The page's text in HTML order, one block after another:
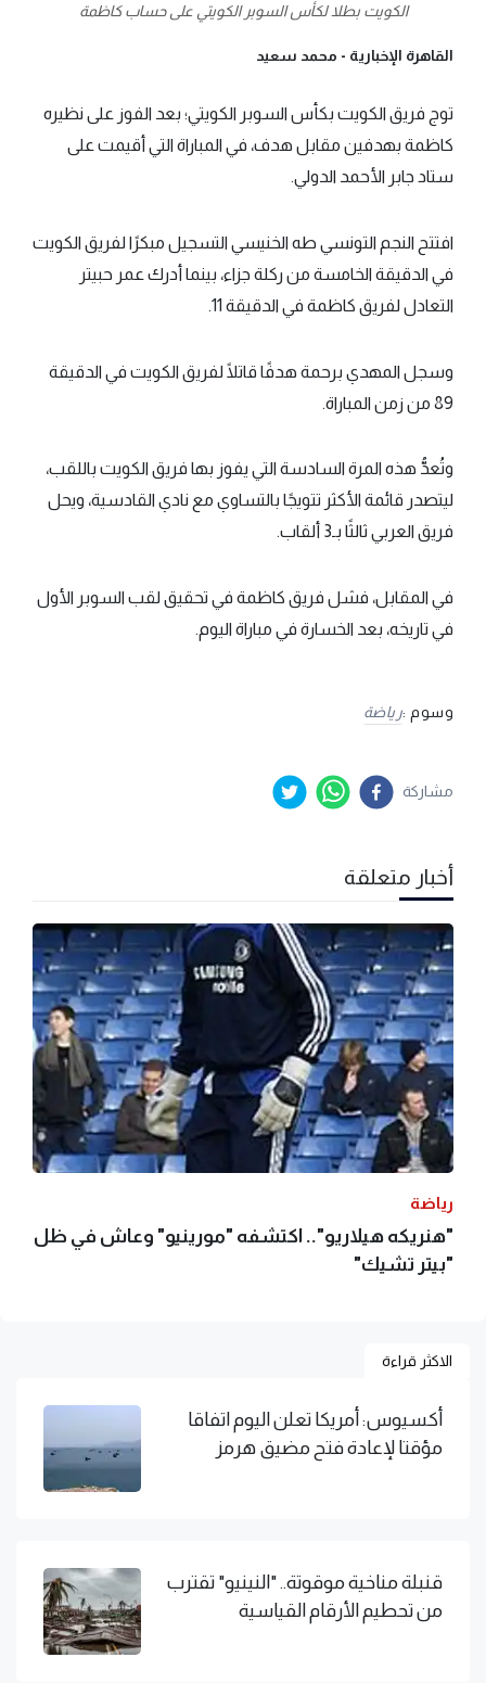
الكويت بطلا لكأس السوبر الكويتي على حساب كاظمة
القاهرة الإخبارية - محمد سعيد
توج فريق الكويت بكأس السوبر الكويتي؛ بعد الفوز على نظيره
كاظمة بهدفين مقابل هدف، في المباراة التي أقيمت على
ستاد جابر الأحمد الدولي.
افتتح النجم التونسي طه الخنيسي التسجيل مبكرًا لفريق الكويت
في الدقيقة الخامسة من ركلة جزاء، بينما أدرك عمر حبيتر
التعادل لفريق كاظمة في الدقيقة 11.
وسجل المهدي برحمة هدفًا قاتلًا لفريق الكويت في الدقيقة
89 من زمن المباراة.
وتُعدُّ هذه المرة السادسة التي يفوز بها فريق الكويت باللقب،
ليتصدر قائمة الأكثر تتويجًا بالتساوي مع نادي القادسية، ويحل
فريق العربي ثالثًا بـ3 ألقاب.
في المقابل، فشل فريق كاظمة في تحقيق لقب السوبر الأول
في تاريخه، بعد الخسارة في مباراة اليوم.
وسوم :رياضة
مشاركة
أخبار متعلقة
رياضة
"هنريكه هيلاريو".. اكتشفه "مورينيو" وعاش في ظل
"بيتر تشيك"
الاكثر قراءة
أكسيوس: أمريكا تعلن اليوم اتفاقا
مؤقتا لإعادة فتح مضيق هرمز
قنبلة مناخية موقوتة.. "النينيو" تقترب
من تحطيم الأرقام القياسية